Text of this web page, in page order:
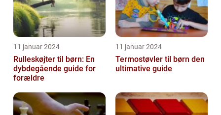
11 januar 2024
Rulleskøjter til børn: En
dybdegående guide for
forældre
11 januar 2024
Termostøvler til børn den
ultimative guide